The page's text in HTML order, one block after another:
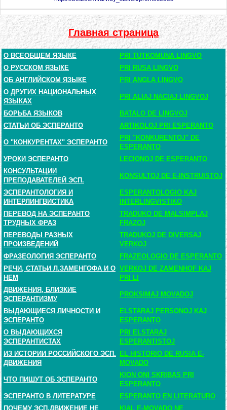
Главная страница
О ВСЕОБЩЕМ ЯЗЫКЕ
PRI TUTKOMUNA LINGVO
О РУССКОМ ЯЗЫКЕ
PRI RUSA LINGVO
ОБ АНГЛИЙСКОМ ЯЗЫКЕ
PRI ANGLA LINGVO
О ДРУГИХ НАЦИОНАЛЬНЫХ
ЯЗЫКАХ
PRI ALIAJ NACIAJ LINGVOJ
БОРЬБА ЯЗЫКОВ
BATALO DE LINGVOJ
СТАТЬИ ОБ ЭСПЕРАНТО
ARTIKOLOJ PRI ESPERANTO
О "КОНКУРЕНТАХ" ЭСПЕРАНТО
PRI "KONKURENTOJ" DE
ESPERANTO
УРОКИ ЭСПЕРАНТО
LECIONOJ DE ESPERANTO
КОНСУЛЬТАЦИИ
ПРЕПОДАВАТЕЛЕЙ ЭСП.
KONSULTOJ DE E-INSTRUISTOJ
ЭСПЕРАНТОЛОГИЯ И
ИНТЕРЛИНГВИСТИКА
ESPERANTOLOGIO KAJ
INTERLINGVISTIKO
ПЕРЕВОД НА ЭСПЕРАНТО
ТРУДНЫХ ФРАЗ
TRADUKO DE MALSIMPLAJ
FRAZOJ
ПЕРЕВОДЫ РАЗНЫХ
ПРОИЗВЕДЕНИЙ
TRADUKOJ DE DIVERSAJ
VERKOJ
ФРАЗЕОЛОГИЯ ЭСПЕРАНТО
FRAZEOLOGIO DE ESPERANTO
РЕЧИ, СТАТЬИ Л.ЗАМЕНГОФА И О
НЕМ
VERKOJ DE ZAMENHOF KAJ
PRI LI
ДВИЖЕНИЯ, БЛИЗКИЕ
ЭСПЕРАНТИЗМУ
PROKSIMAJ MOVADOJ
ВЫДАЮЩИЕСЯ ЛИЧНОСТИ И
ЭСПЕРАНТО
ELSTARAJ PERSONOJ KAJ
ESPERANTO
О ВЫДАЮЩИХСЯ
ЭСПЕРАНТИСТАХ
PRI ELSTARAJ
ESPERANTISTOJ
ИЗ ИСТОРИИ РОССИЙСКОГО ЭСП.
ДВИЖЕНИЯ
EL HISTORIO DE RUSIA E-
MOVADO
ЧТО ПИШУТ ОБ ЭСПЕРАНТО
KION ONI SKRIBAS PRI
ESPERANTO
ЭСПЕРАНТО В ЛИТЕРАТУРЕ
ESPERANTO EN LITERATURO
ПОЧЕМУ ЭСП.ДВИЖЕНИЕ НЕ
KIAL E-MOVADO NE